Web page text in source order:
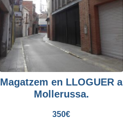
Magatzem en LLOGUER a
Mollerussa.
350€